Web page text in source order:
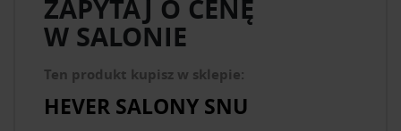
ZAPYTAJ O CENĘ
W SALONIE
Ten produkt kupisz w sklepie:
HEVER SALONY SNU